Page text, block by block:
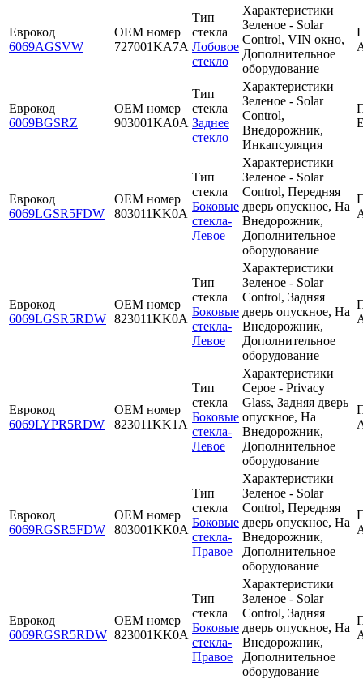
Еврокод
6069AGSVW
OEM номер
727001KA7A
Тип
стекла
Лобовое
стекло
Характеристики
Зеленое - Solar
Control, VIN окно,
Дополнительное
оборудование
Еврокод
6069BGSRZ
OEM номер
903001KA0A
Тип
стекла
Заднее
стекло
Характеристики
Зеленое - Solar
Control,
Внедорожник,
Инкапсуляция
Еврокод
6069LGSR5FDW
OEM номер
803011KK0A
Тип
стекла
Боковые
стекла-
Левое
Характеристики
Зеленое - Solar
Control, Передняя
дверь опускное, На
Внедорожник,
Дополнительное
оборудование
Еврокод
6069LGSR5RDW
OEM номер
823011KK0A
Тип
стекла
Боковые
стекла-
Левое
Характеристики
Зеленое - Solar
Control, Задняя
дверь опускное, На
Внедорожник,
Дополнительное
оборудование
Еврокод
6069LYPR5RDW
OEM номер
823011KK1A
Тип
стекла
Боковые
стекла-
Левое
Характеристики
Серое - Privacy
Glass, Задняя дверь
опускное, На
Внедорожник,
Дополнительное
оборудование
Еврокод
6069RGSR5FDW
OEM номер
803001KK0A
Тип
стекла
Боковые
стекла-
Правое
Характеристики
Зеленое - Solar
Control, Передняя
дверь опускное, На
Внедорожник,
Дополнительное
оборудование
Еврокод
6069RGSR5RDW
OEM номер
823001KK0A
Тип
стекла
Боковые
стекла-
Правое
Характеристики
Зеленое - Solar
Control, Задняя
дверь опускное, На
Внедорожник,
Дополнительное
оборудование